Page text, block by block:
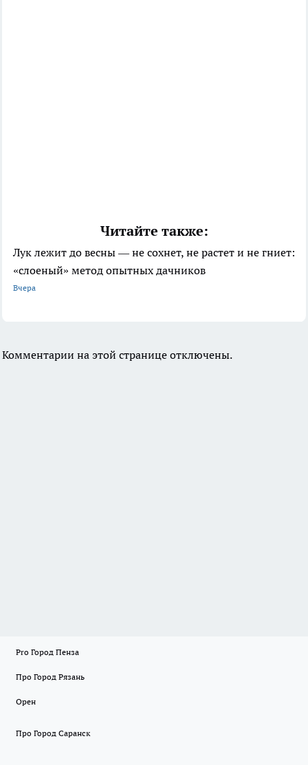
Читайте также:
Лук лежит до весны — не сохнет, не растет и не гниет:
«слоеный» метод опытных дачников
Вчера
Комментарии на этой странице отключены.
Pro Город Пенза
Про Город Рязань
Орен
Про Город Саранск